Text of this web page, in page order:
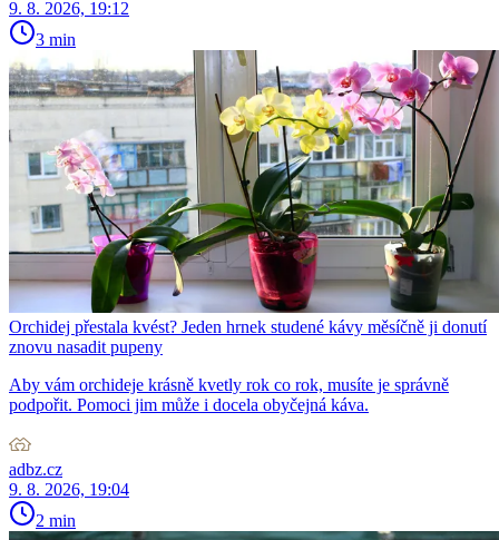
9. 8. 2026, 19:12
3 min
Orchidej přestala kvést? Jeden hrnek studené kávy měsíčně ji donutí
znovu nasadit pupeny
Aby vám orchideje krásně kvetly rok co rok, musíte je správně
podpořit. Pomoci jim může i docela obyčejná káva.
adbz.cz
9. 8. 2026, 19:04
2 min